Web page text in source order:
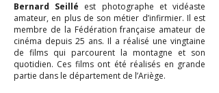
Bernard Seillé est photographe et vidéaste
amateur, en plus de son métier d’infirmier. Il est
membre de la Fédération française amateur de
cinéma depuis 25 ans. Il a réalisé une vingtaine
de films qui parcourent la montagne et son
quotidien. Ces films ont été réalisés en grande
partie dans le département de l’Ariège.